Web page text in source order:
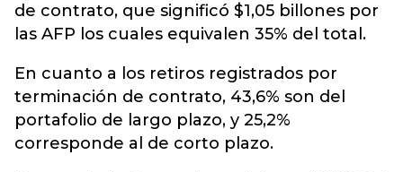
de contrato, que significó $1,05 billones por
las AFP los cuales equivalen 35% del total.
En cuanto a los retiros registrados por
terminación de contrato, 43,6% son del
portafolio de largo plazo, y 25,2%
corresponde al de corto plazo.